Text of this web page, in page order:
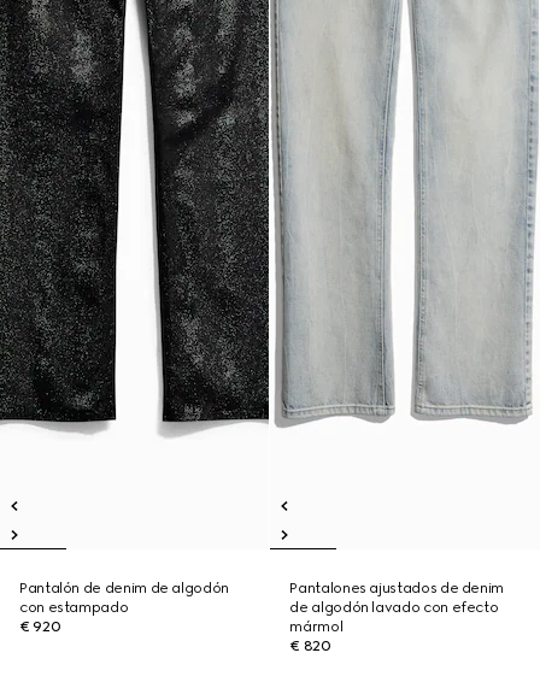
Pantalón de denim de algodón
con estampado
€ 920
Pantalones ajustados de denim
de algodón lavado con efecto
mármol
€ 820